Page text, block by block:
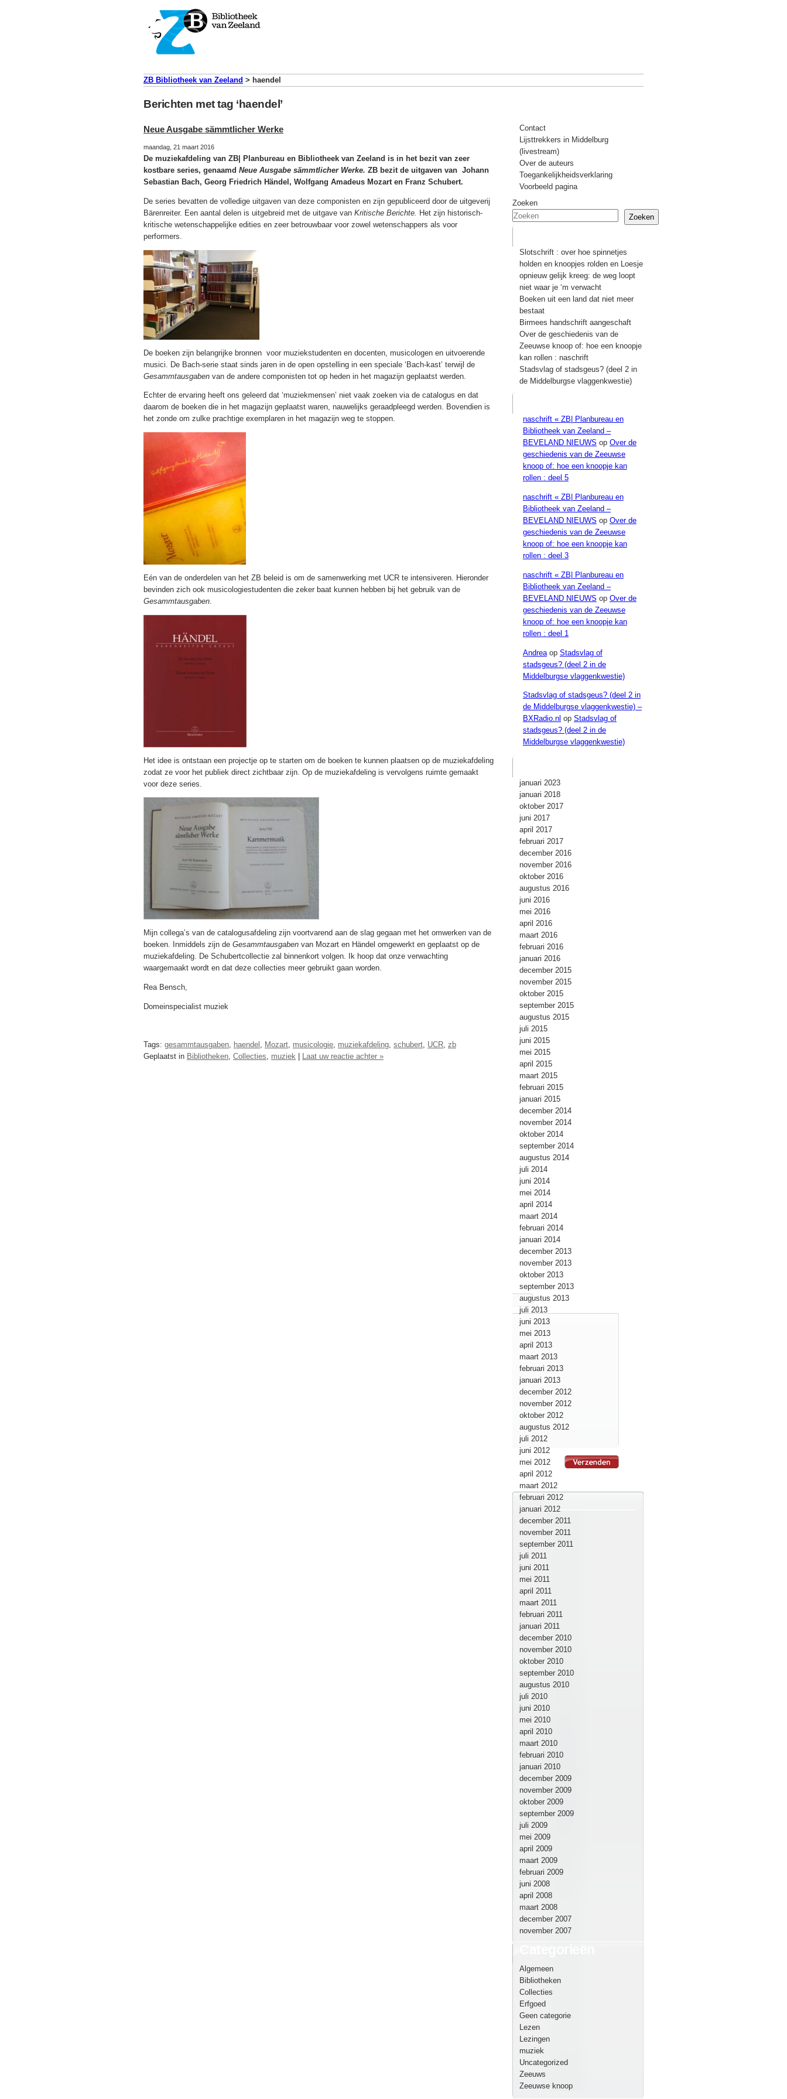
ZB Bibliotheek van Zeeland > haendel
Berichten met tag ‘haendel’
Neue Ausgabe sämmtlicher Werke
maandag, 21 maart 2016
De muziekafdeling van ZB| Planbureau en Bibliotheek van Zeeland is in het bezit van zeer
kostbare series, genaamd Neue Ausgabe sämmtlicher Werke. ZB bezit de uitgaven van Johann
Sebastian Bach, Georg Friedrich Händel, Wolfgang Amadeus Mozart en Franz Schubert.
De series bevatten de volledige uitgaven van deze componisten en zijn gepubliceerd door de uitgeverij
Bärenreiter. Een aantal delen is uitgebreid met de uitgave van Kritische Berichte.
Het zijn historisch-
kritische wetenschappelijke edities en zeer betrouwbaar voor zowel wetenschappers als voor
performers.
De boeken zijn belangrijke bronnen voor muziekstudenten en docenten, musicologen en uitvoerende
musici. De Bach-serie staat sinds jaren in de open opstelling in een speciale ‘Bach-kast’ terwijl de
Gesammtausgaben van de andere componisten tot op heden in het magazijn geplaatst werden.
Echter de ervaring heeft ons geleerd dat ‘muziekmensen’ niet vaak zoeken via de catalogus en dat
daarom de boeken die in het magazijn geplaatst waren, nauwelijks geraadpleegd werden. Bovendien is
het zonde om zulke prachtige exemplaren in het magazijn weg te stoppen.
Eén van de onderdelen van het ZB beleid is om de samenwerking met UCR te intensiveren. Hieronder
bevinden zich ook musicologiestudenten die zeker baat kunnen hebben bij het gebruik van de
Gesammtausgaben
Het idee is ontstaan een projectje op te starten om de boeken te kunnen plaatsen op de muziekafdeling
zodat ze voor het publiek direct zichtbaar zijn. Op de muziekafdeling is vervolgens ruimte gemaakt
voor deze series.
Mijn collega’s van de catalogusafdeling zijn voortvarend aan de slag gegaan met het omwerken van de
boeken. Inmiddels zijn de Gesammtausgaben van Mozart en Händel omgewerkt en geplaatst op de
muziekafdeling. De Schubertcollectie zal binnenkort volgen. Ik hoop dat onze verwachting
waargemaakt wordt en dat deze collecties meer gebruikt gaan worden.
Rea Bensch,
Domeinspecialist muziek
Tags: gesammtausgaben, haendel , Mozart, musicologie, muziekafdeling, schubert, UCR, zb
Geplaatst in Bibliotheken, Collecties, muziek Laat uw reactie achter »
Contact
Lijsttrekkers in Middelburg
(livestream)
Over de auteurs
Toegankelijkheidsverklaring
Voorbeeld pagina
Zoeken
Zoeken
Slotschrift : over hoe spinnetjes
holden en knoopjes rolden en Loesje
opnieuw gelijk kreeg: de weg loopt
niet waar je ‘m verwacht
Boeken uit een land dat niet meer
bestaat
Birmees handschrift aangeschaft
Over de geschiedenis van de
Zeeuwse knoop of: hoe een knoopje
kan rollen : naschrift
Stadsvlag of stadsgeus? (deel 2 in
de Middelburgse vlaggenkwestie)
naschrift « ZB| Planbureau en
Bibliotheek van Zeeland –
BEVELAND NIEUWS op Over de
geschiedenis van de Zeeuwse
knoop of: hoe een knoopje kan
rollen : deel 5
naschrift « ZB| Planbureau en
Bibliotheek van Zeeland –
BEVELAND NIEUWS op Over de
geschiedenis van de Zeeuwse
knoop of: hoe een knoopje kan
rollen : deel 3
naschrift « ZB| Planbureau en
Bibliotheek van Zeeland –
BEVELAND NIEUWS op Over de
geschiedenis van de Zeeuwse
knoop of: hoe een knoopje kan
rollen : deel 1
Andreaop Stadsvlag of
stadsgeus? (deel 2 in de
Middelburgse vlaggenkwestie)
Stadsvlag of stadsgeus? (deel 2 in
de Middelburgse vlaggenkwestie) –
BXRadio.nl op Stadsvlag of
stadsgeus? (deel 2 in de
Middelburgse vlaggenkwestie)
januari 2023
januari 2018
oktober 2017
juni 2017
april 2017
februari 2017
december 2016
november 2016
oktober 2016
augustus 2016
juni 2016
mei 2016
april 2016
maart 2016
februari 2016
januari 2016
december 2015
november 2015
oktober 2015
september 2015
augustus 2015
juli 2015
juni 2015
mei 2015
april 2015
maart 2015
februari 2015
januari 2015
december 2014
november 2014
oktober 2014
september 2014
augustus 2014
juli 2014
juni 2014
mei 2014
april 2014
maart 2014
februari 2014
januari 2014
december 2013
november 2013
oktober 2013
september 2013
augustus 2013
juli 2013
juni 2013
mei 2013
april 2013
maart 2013
februari 2013
januari 2013
december 2012
november 2012
oktober 2012
augustus 2012
juli 2012
juni 2012
mei 2012
april 2012
maart 2012
februari 2012
januari 2012
december 2011
november 2011
september 2011
juli 2011
juni 2011
mei 2011
april 2011
maart 2011
februari 2011
januari 2011
december 2010
november 2010
oktober 2010
september 2010
augustus 2010
juli 2010
juni 2010
mei 2010
april 2010
maart 2010
februari 2010
januari 2010
december 2009
november 2009
oktober 2009
september 2009
juli 2009
mei 2009
april 2009
maart 2009
februari 2009
juni 2008
april 2008
maart 2008
december 2007
november 2007
Algemeen
Bibliotheken
Collecties
Erfgoed
Geen categorie
Lezen
Lezingen
muziek
Uncategorized
Zeeuws
Zeeuwse knoop